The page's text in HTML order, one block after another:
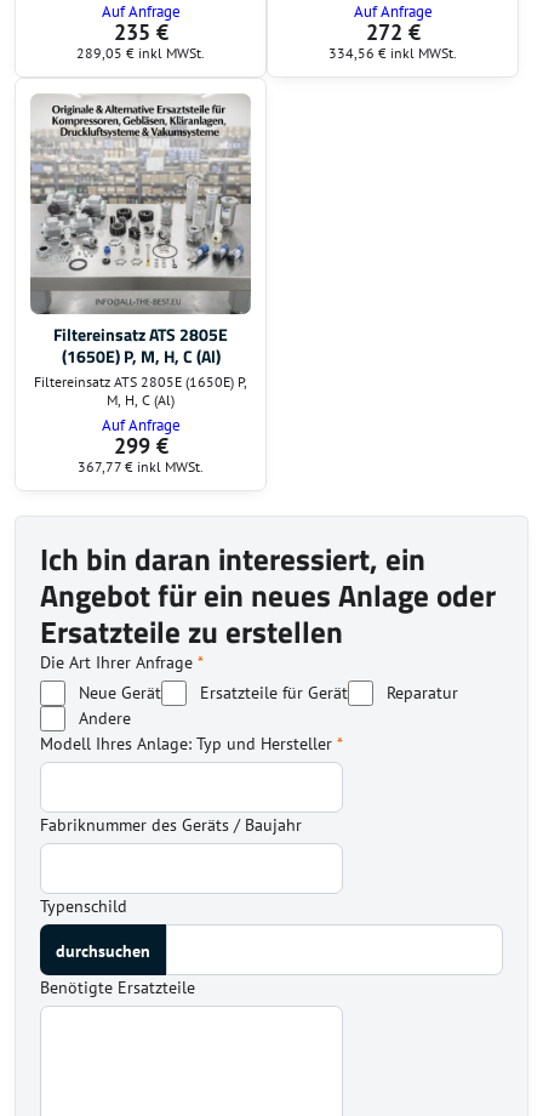
Auf Anfrage
235 €
289,05 € inkl MWSt.
Auf Anfrage
272 €
334,56 € inkl MWSt.
Filtereinsatz ATS 2805E
(1650E) P, M, H, C (Al)
Filtereinsatz ATS 2805E (1650E) P,
M, H, C (Al)
Auf Anfrage
299 €
367,77 € inkl MWSt.
Ich bin daran interessiert, ein
Angebot für ein neues Anlage oder
Ersatzteile zu erstellen
Die Art Ihrer Anfrage *
Neue Gerät
Ersatzteile für Gerät
Reparatur
Andere
Modell Ihres Anlage: Typ und Hersteller *
Fabriknummer des Geräts / Baujahr
Typenschild
Benötigte Ersatzteile